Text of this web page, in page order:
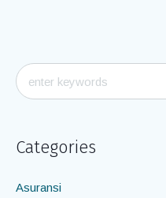
Categories
Asuransi